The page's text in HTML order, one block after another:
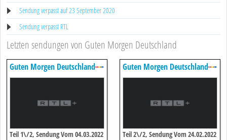
Sendung verpasst auf 23 September 2020
Sendung verpasst RTL
Letzten sendungen von Guten Morgen Deutschland
Guten Morgen Deutschland
Teil 1\/2, Sendung Vom 04.03.2022
Guten Morgen Deutschland
Teil 2\/2, Sendung Vom 24.02.2022